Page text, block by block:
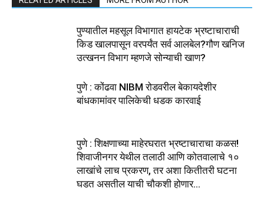
पुण्यातील महसूल विभागात हायटेक भ्रष्टाचाराची
किड खालपासून वरपर्यंत सर्व आलबेल?गौण खनिज
उत्खनन विभाग म्हणजे सोन्याची खाण?
पुणे : कोंढवा NIBM रोडवरील बेकायदेशीर
बांधकामांवर पालिकेची धडक कारवाई
पुणे : शिक्षणाच्या माहेरघरात भ्रष्टाचाराचा कळस!
शिवाजीनगर येथील तलाठी आणि कोतवालाचे १०
लाखांचे लाच प्रकरण, तर अशा कितीतरी घटना
घडत असतील याची चौकशी होणार...